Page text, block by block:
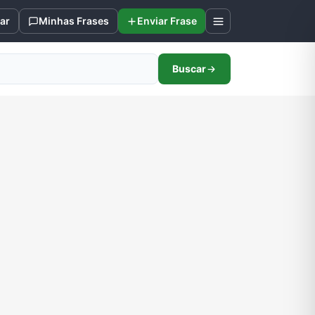
Minhas Frases Enviar Frase
Buscar